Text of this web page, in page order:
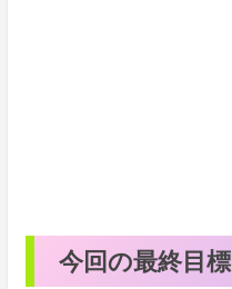
今回の最終目標